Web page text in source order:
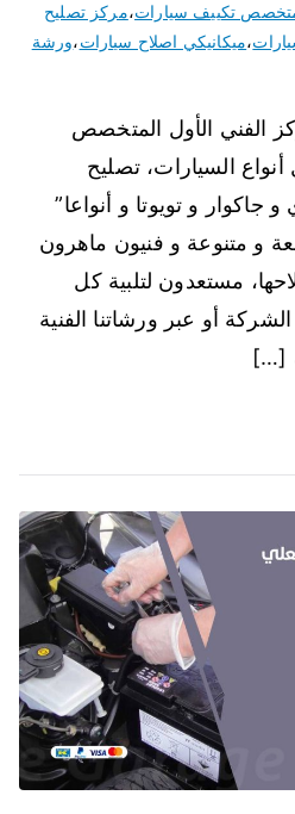
تكييف سيارات،مركز تصليح
،ميكانيكي اصلاح سيارات،ورشة
الفني الأول المتخصص
السيارات، تصليح
و تويوتا و أنواعا”
و متنوعة و فنيون ماهرون
مستعدون لتلبية كل
أو عبر ورشاتنا الفنية
[…]